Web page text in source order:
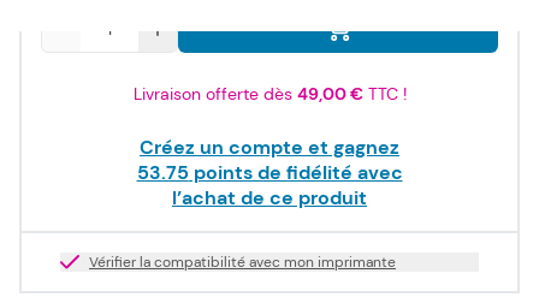
Livraison offerte dès 49,00 €TTC !
Créez un compte et gagnez
53.75 points de fidélité avec
l’achat de ce produit
Vérifier la compatibilité avec mon imprimante